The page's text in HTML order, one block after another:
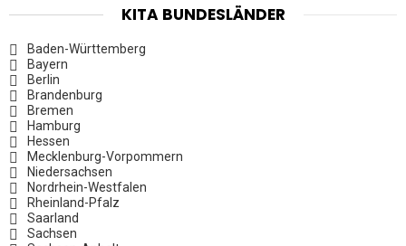
KITA BUNDESLÄNDER
Baden-Württemberg
Bayern
Berlin
Brandenburg
Bremen
Hamburg
Hessen
Mecklenburg-Vorpommern
Niedersachsen
Nordrhein-Westfalen
Rheinland-Pfalz
Saarland
Sachsen